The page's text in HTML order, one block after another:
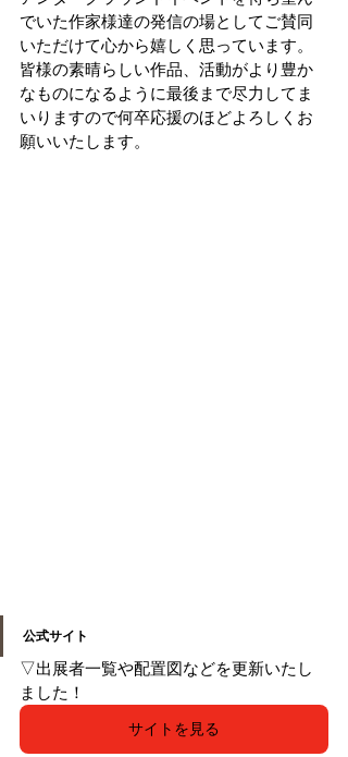
でいた作家様達の発信の場としてご賛同
いただけて心から嬉しく思っています。
皆様の素晴らしい作品、活動がより豊か
なものになるように最後まで尽力してま
いりますので何卒応援のほどよろしくお
願いいたします。
公式サイト
▽出展者一覧や配置図などを更新いたし
ました！
サイトを見る